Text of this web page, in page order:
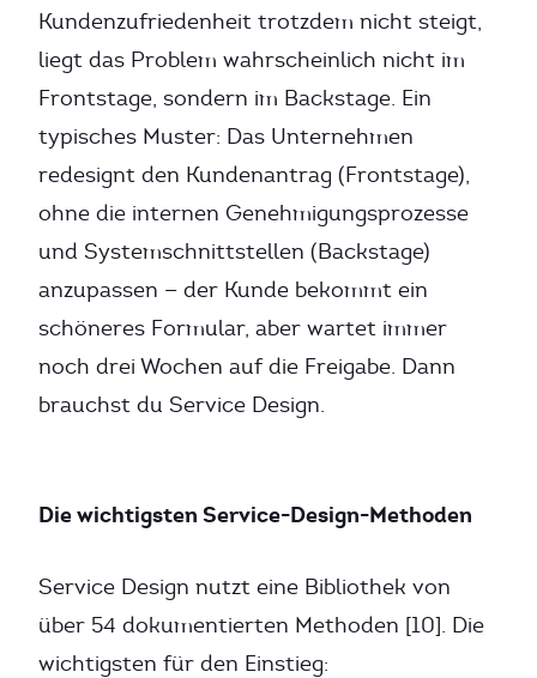
Kundenzufriedenheit trotzdem nicht steigt,
liegt das Problem wahrscheinlich nicht im
Frontstage, sondern im Backstage. Ein
typisches Muster: Das Unternehmen
redesignt den Kundenantrag (Frontstage),
ohne die internen Genehmigungsprozesse
und Systemschnittstellen (Backstage)
anzupassen — der Kunde bekommt ein
schöneres Formular, aber wartet immer
noch drei Wochen auf die Freigabe. Dann
brauchst du Service Design.
Die wichtigsten Service-Design-Methoden
Service Design nutzt eine Bibliothek von
über 54 dokumentierten Methoden [10]. Die
wichtigsten für den Einstieg: